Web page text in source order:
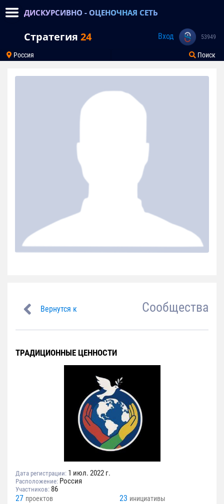
ДИСКУРСИВНО - ОЦЕНОЧНАЯ СЕТЬ
Стратегия 24 Вход 53949
Россия Поиск
Вернутся к Сообщества
ТРАДИЦИОННЫЕ ЦЕННОСТИ
Дата регистрации: 1 июл. 2022 г.
Расположение: Россия
Участников: 86
27 проектов 23 инициативы